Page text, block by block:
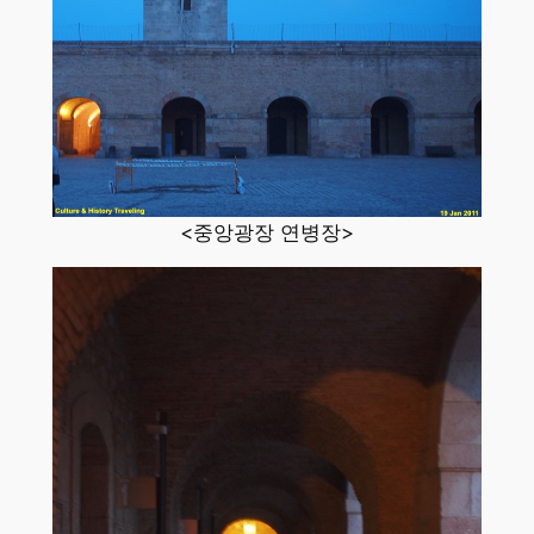
<중앙광장 연병장>